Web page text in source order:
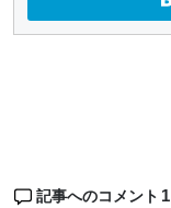
記事へのコメント 1